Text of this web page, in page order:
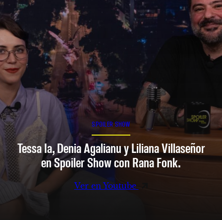
SPOILER SHOW
Tessa Ia, Denia Agalianu y Liliana Villaseñor
en Spoiler Show con Rana Fonk.
Ver en Youtube